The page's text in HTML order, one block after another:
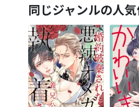
同じジャンルの人